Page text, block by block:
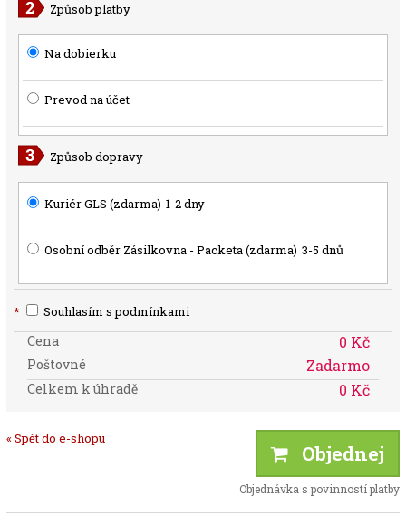
Způsob platby
Na dobierku
Prevod na účet
Způsob dopravy
Kuriér GLS (zdarma) 1-2 dny
Osobní odběr Zásilkovna - Packeta (zdarma) 3-5 dnů
* Souhlasím s podmínkami
Cena 0 Kč
Poštovné Zadarmo
Celkem k úhradě 0 Kč
« Spět do e-shopu
Objednej
Objednávka s povinností platby